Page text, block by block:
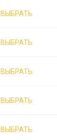
ВЫБРАТЬ
ВЫБРАТЬ
ВЫБРАТЬ
ВЫБРАТЬ
ВЫБРАТЬ